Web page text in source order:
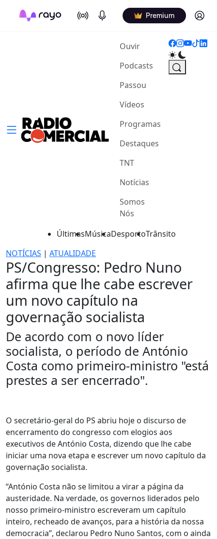
On Air Podcasts Premium Log in
Ouvir(current)
Podcasts
Passou
Vídeos
Programas
Destaques
TNT
Notícias
Somos
Nós
ÚltimasMúsicaDesportoTrânsito
NOTÍCIAS | ATUALIDADE
PS/Congresso: Pedro Nuno
afirma que lhe cabe escrever
um novo capítulo na
governação socialista
De acordo com o novo líder
socialista, o período de António
Costa como primeiro-ministro "está
prestes a ser encerrado".
O secretário-geral do PS abriu hoje o discurso de
encerramento do congresso com elogios aos
executivos de António Costa, dizendo que lhe cabe
iniciar uma nova etapa e escrever um novo capítulo da
governação socialista.
“António Costa não se limitou a virar a página da
austeridade. Na verdade, os governos liderados pelo
nosso primeiro-ministro escreveram um capítulo
inteiro, recheado de avanços, para a história da nossa
democracia”, declarou Pedro Nuno Santos, com o ainda